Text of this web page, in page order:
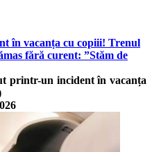
în vacanța cu copiii! Trenul
fără curent: ”Stăm de
printr-un incident în vacanța